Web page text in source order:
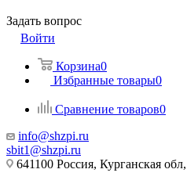
Задать вопрос
Войти
Корзина0
Избранные товары0
Сравнение товаров0
info@shzpi.ru
sbit1@shzpi.ru
641100 Россия, Курганская